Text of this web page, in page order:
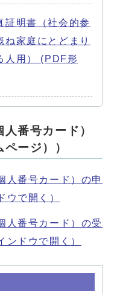
証明書（社会的参
ね家庭にとどまり
人用） (PDF形
番号カード）
ージ））
人番号カード）の申
ウで開く）
人番号カード）の受
ンドウで開く）